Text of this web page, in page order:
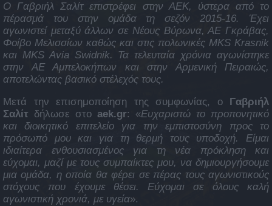
Ο Γαβριήλ Σαλίτ επιστρέφει στην ΑΕΚ, ύστερα από το
πέρασμά του στην ομάδα τη σεζόν 2015-16. Έχει
αγωνιστεί μεταξύ άλλων σε Νέους Βύρωνα, ΑΕ Γκράβας,
Φοίβο Μελισσίων καθώς και στις πολωνικές MKS Krasnik
και MKS Avia Swidnik. Τα τελευταία χρόνια αγωνίστηκε
στην ΑΕ Αμπελοκήπων και στην Αρμενική Πειραιώς,
αποτελώντας βασικό στέλεχός τους.
Μετά την επισημοποίηση της συμφωνίας, οΓαβριήλ
Σαλίτ δήλωσε στο aek.gr: «Ευχαριστώ το προπονητικό
και διοικητικό επιτελείο για την εμπιστοσύνη προς το
πρόσωπό μου και για τη θερμή τους υποδοχή. Είμαι
ιδιαίτερα ενθουσιασμένος για τη νέα πρόκληση και
εύχομαι, μαζί με τους συμπαίκτες μου, να δημιουργήσουμε
μια ομάδα, η οποία θα φέρει σε πέρας τους αγωνιστικούς
στόχους που έχουμε θέσει. Εύχομαι σε όλους καλή
αγωνιστική χρονιά, με υγεία».